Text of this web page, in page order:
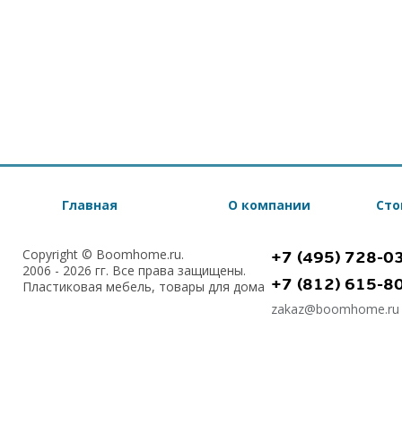
Главная О компании
Copyright © Boomhome.ru.
2006 - 2026 гг. Все права защищены.
Пластиковая мебель, товары для дома
+7 (495) 728-
+7 (812) 615-
zakaz@boomhome.ru